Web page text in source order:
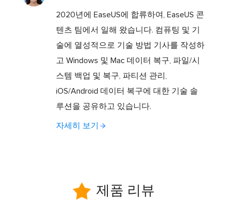
2020년에 EaseUS에 합류하여, EaseUS 콘
텐츠 팀에서 일해 왔습니다. 컴퓨팅 및 기
술에 열성적으로 기술 방법 기사를 작성하
고 Windows 및 Mac 데이터 복구, 파일/시
스템 백업 및 복구, 파티션 관리,
iOS/Android 데이터 복구에 대한 기술 솔
루션을 공유하고 있습니다.
자세히 보기
 제품 리뷰